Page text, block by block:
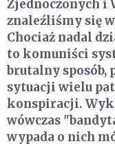
Zjednoczonych
znaleźliśmy się
Chociaż nadal
to komuniści
brutalny sposób,
sytuacji wielu
konspiracji.
wówczas
wypada o nich